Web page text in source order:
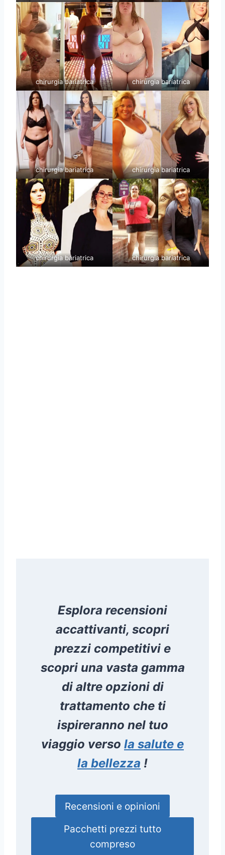
chirurgia bariatrica chirurgia bariatrica
chirurgia bariatrica chirurgia bariatrica
chirurgia bariatrica chirurgia bariatrica
Esplora recensioni
accattivanti, scopri
prezzi competitivi e
scopri una vasta gamma
di altre opzioni di
trattamento che ti
ispireranno nel tuo
viaggio verso la salute e
la bellezza !
Recensioni e opinioni
Pacchetti prezzi tutto
compreso